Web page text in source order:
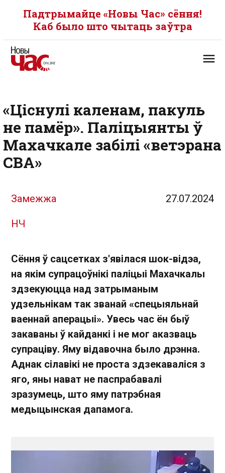
Падтрымайце «Новы Час» сёння!
Каб было што чытаць заўтра
«Ціснулі каленам, пакуль
не памёр». Паліцыянты ў
Махачкале забілі «ветэрана
СВА»
Замежжа 27.07.2024
НЧ
Сёння ў сацсетках з'явілася шок-відэа,
на якім супрацоўнікі паліцыі Махачкалы
здзекуюцца над затрыманым
удзельнікам так званай «спецыяльнай
ваеннай аперацыі». Увесь час ён быў
закаваны ў кайданкі і не мог аказваць
супраціву. Яму відавочна было дрэнна.
Аднак сілавікі не проста здзекаваліся з
яго, яны нават не паспрабавалі
зразумець, што яму патрэбная
медыцынская дапамога.